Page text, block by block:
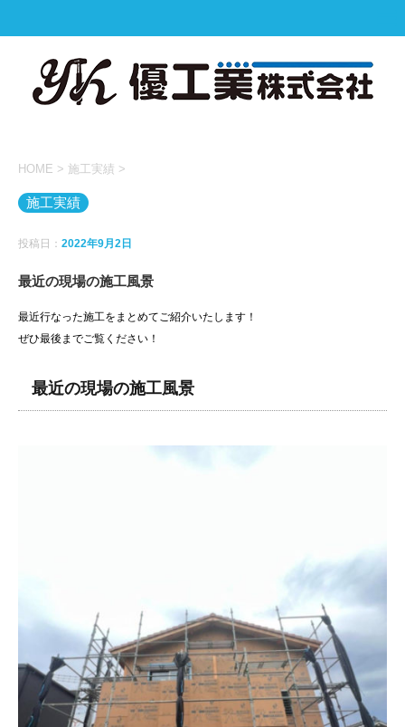
HOME > 施工実績 >
施工実績
投稿日： 2022年9月2日
最近の現場の施工風景
最近行なった施工をまとめてご紹介いたします！
ぜひ最後までご覧ください！
最近の現場の施工風景